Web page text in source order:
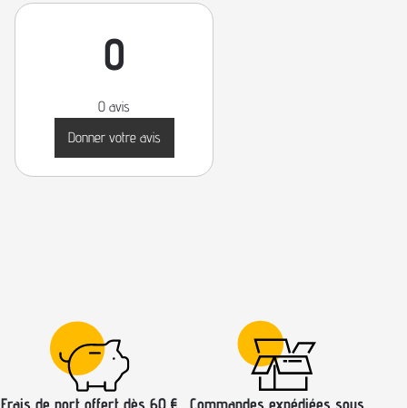
0
0 avis
Donner votre avis